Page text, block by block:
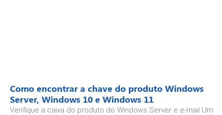
Como encontrar a chave do produto Windows
Server, Windows 10 e Windows 11
Verifique a caixa do produto do Windows Server e e-mail Um